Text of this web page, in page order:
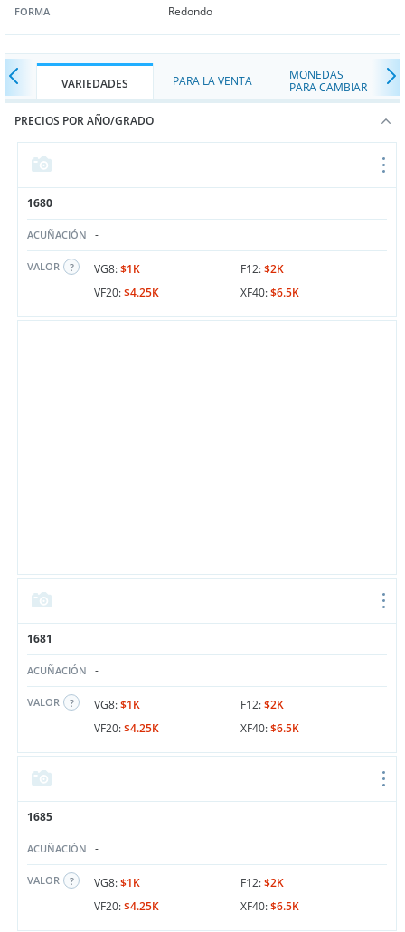
FORMA Redondo
VARIEDADES PARA LA VENTA
MONEDAS
PARA CAMBIAR
PRECIOS POR AÑO/GRADO
1680
ACUÑACIÓN -
VALOR VG8:$1K F12:$2K
VF20:$4.25K XF40:$6.5K
1681
ACUÑACIÓN -
VALOR VG8:$1K F12:$2K
VF20:$4.25K XF40:$6.5K
1685
ACUÑACIÓN -
VALOR VG8:$1K F12:$2K
VF20:$4.25K XF40:$6.5K